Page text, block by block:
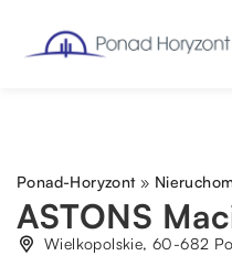
Ponad-Horyzont»
ASTONS
Wielkopolskie, 60-682